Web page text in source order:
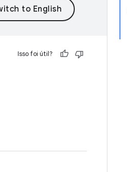
Isso foi útil?